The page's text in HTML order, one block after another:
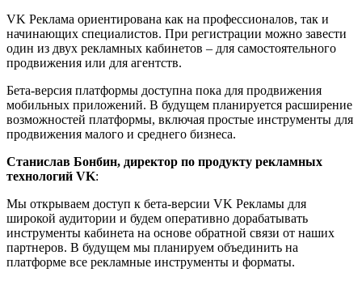
VK Реклама ориентирована как на профессионалов, так и
начинающих специалистов. При регистрации можно завести
один из двух рекламных кабинетов – для самостоятельного
продвижения или для агентств.
Бета-версия платформы доступна пока для продвижения
мобильных приложений. В будущем планируется расширение
возможностей платформы, включая простые инструменты для
продвижения малого и среднего бизнеса.
Станислав Бонбин, директор по продукту рекламных
технологий VK:
Мы открываем доступ к бета-версии VK Рекламы для
широкой аудитории и будем оперативно дорабатывать
инструменты кабинета на основе обратной связи от наших
партнеров. В будущем мы планируем объединить на
платформе все рекламные инструменты и форматы.